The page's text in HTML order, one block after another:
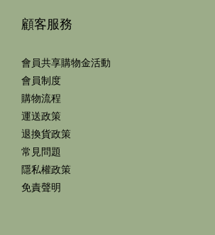
顧客服務
會員共享購物金活動
會員制度
購物流程
運送政策
退換貨政策
常見問題
隱私權政策
免責聲明